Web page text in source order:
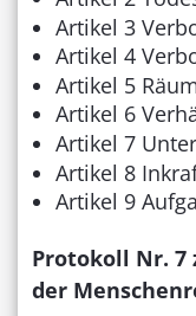
Artikel 3
Artikel 4
Artikel 5
Artikel 6
Artikel 7
Artikel 8
Artikel 9
Protokoll Nr. 7
der